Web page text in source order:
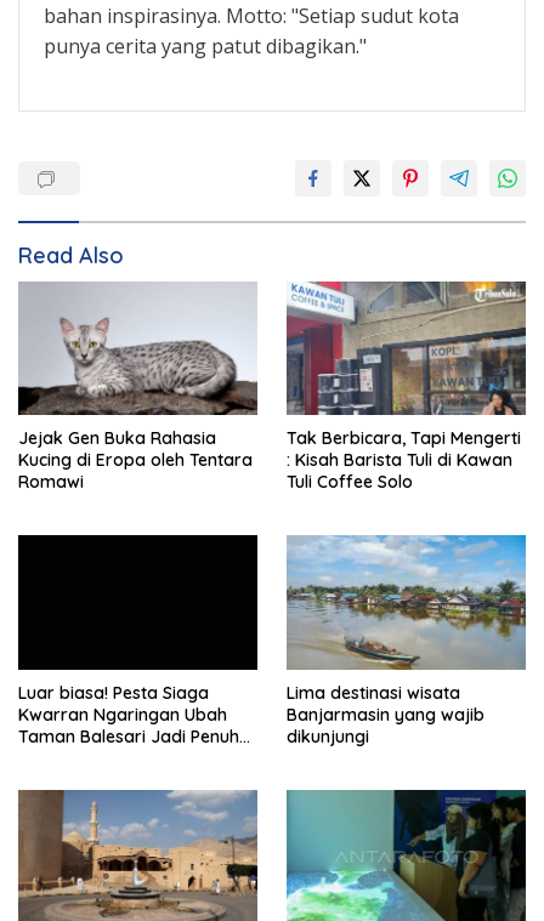
bahan inspirasinya. Motto: "Setiap sudut kota
punya cerita yang patut dibagikan."
Read Also
Jejak Gen Buka Rahasia
Kucing di Eropa oleh Tentara
Romawi
Tak Berbicara, Tapi Mengerti
: Kisah Barista Tuli di Kawan
Tuli Coffee Solo
Luar biasa! Pesta Siaga
Kwarran Ngaringan Ubah
Taman Balesari Jadi Penuh
Lima destinasi wisata
Banjarmasin yang wajib
dikunjungi